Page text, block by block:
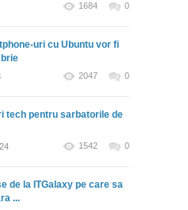
1684 0
uri cu Ubuntu vor fi
2047 0
tech pentru sarbatorile de
1542 0
de la ITGalaxy pe care sa
...